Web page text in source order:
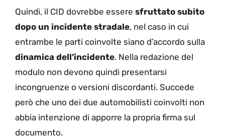
Quindi, il CID dovrebbe essere sfruttato subito
dopo un incidente stradale, nel caso in cui
entrambe le parti coinvolte siano d’accordo sulla
dinamica dell’incidente. Nella redazione del
modulo non devono quindi presentarsi
incongruenze o versioni discordanti. Succede
però che uno dei due automobilisti coinvolti non
abbia intenzione di apporre la propria firma sul
documento.